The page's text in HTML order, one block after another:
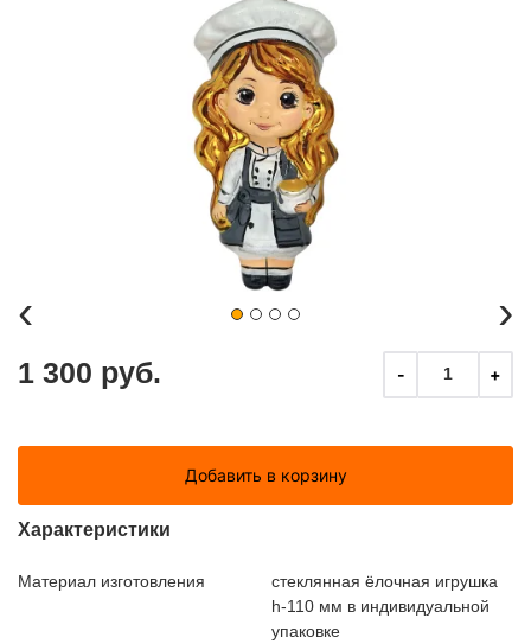
‹ ›
1 300 руб. - 1 +
Добавить в корзину
Характеристики
Материал изготовления
стеклянная ёлочная игрушка
h-110 мм в индивидуальной
упаковке